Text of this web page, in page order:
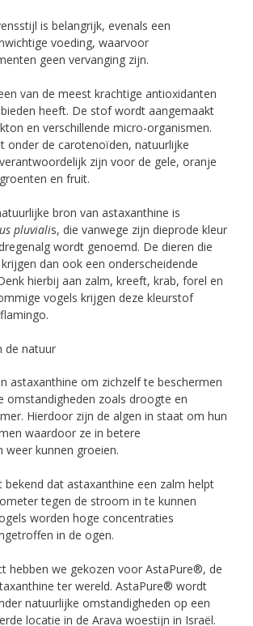
is belangrijk, evenals een
voeding, waarvoor
geen vervanging zijn.
van de meest krachtige antioxidanten
heeft. De stof wordt aangemaakt
en verschillende micro-organismen.
onder de carotenoïden, natuurlijke
zijn voor de gele, oranje
en fruit.
bron van astaxanthine is
pluvialis, die vanwege zijn dieprode kleur
wordt genoemd. De dieren die
dan ook een onderscheidende
hierbij aan zalm, kreeft, krab, forel en
vogels krijgen deze kleurstof
de natuur
astaxanthine om zichzelf te beschermen
omstandigheden zoals droogte en
Hierdoor zijn de algen in staat om hun
waardoor ze in betere
weer kunnen groeien.
bekend dat astaxanthine een zalm helpt
tegen de stroom in te kunnen
worden hoge concentraties
in de ogen.
hebben we gekozen voor AstaPure®, de
ter wereld. AstaPure® wordt
natuurlijke omstandigheden op een
locatie in de Arava woestijn in Israël.